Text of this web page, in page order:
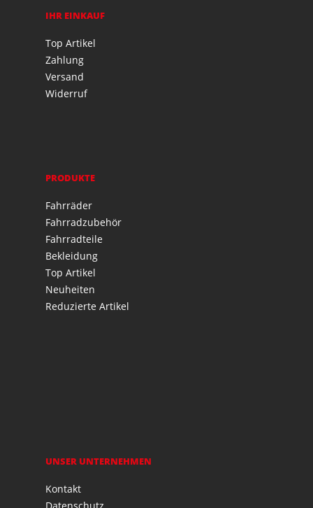
IHR EINKAUF
Top Artikel
Zahlung
Versand
Widerruf
PRODUKTE
Fahrräder
Fahrradzubehör
Fahrradteile
Bekleidung
Top Artikel
Neuheiten
Reduzierte Artikel
UNSER UNTERNEHMEN
Kontakt